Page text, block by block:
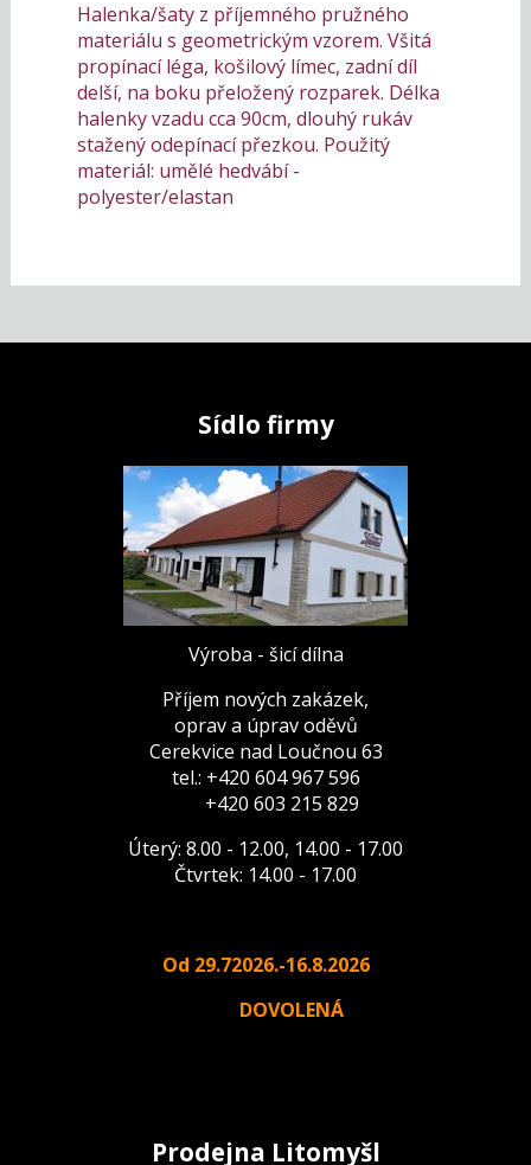
Halenka/šaty z příjemného pružného
materiálu s geometrickým vzorem. Všitá
propínací léga, košilový límec, zadní díl
delší, na boku přeložený rozparek. Délka
halenky vzadu cca 90cm, dlouhý rukáv
stažený odepínací přezkou. Použitý
materiál: umělé hedvábí -
polyester/elastan
Sídlo firmy
Výroba - šicí dílna
Příjem nových zakázek,
oprav a úprav oděvů
Cerekvice nad Loučnou 63
tel.: +420 604 967 596
+420 603 215 829
Úterý: 8.00 - 12.00, 14.00 - 17.00
Čtvrtek: 14.00 - 17.00
Od 29.72026.-16.8.2026
DOVOLENÁ
Prodejna Litomyšl